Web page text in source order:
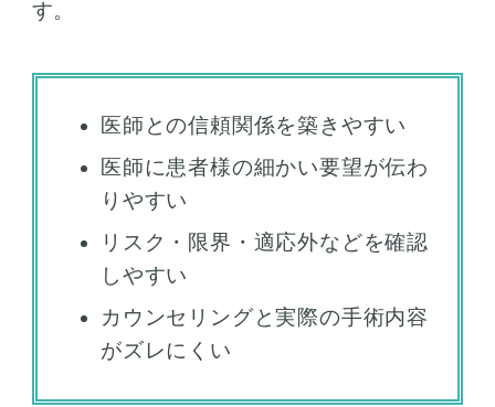
す。
医師との信頼関係を築きやすい
医師に患者様の細かい要望が伝わ
りやすい
リスク・限界・適応外などを確認
しやすい
カウンセリングと実際の手術内容
がズレにくい